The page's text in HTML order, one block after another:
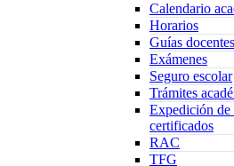
Calendario
Horarios
Guías docentes
Exámenes
Seguro escolar
Trámites
Expedición
certificados
RAC
TFG